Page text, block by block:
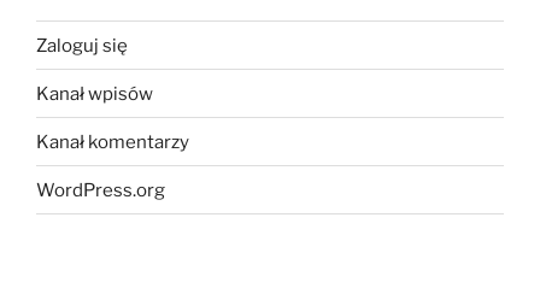
Zaloguj się
Kanał wpisów
Kanał komentarzy
WordPress.org